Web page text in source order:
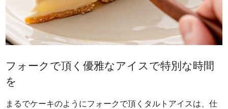
フォークで頂く優雅なアイスで特別な時間
を
まるでケーキのようにフォークで頂くタルトアイスは、仕